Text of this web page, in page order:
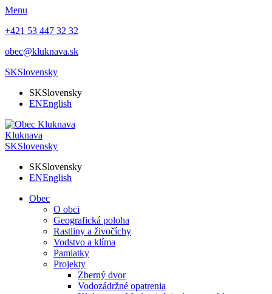
Menu
+421 53 447 32 32
obec@kluknava.sk
SKSlovensky
SKSlovensky
ENEnglish
Kluknava
SKSlovensky
SKSlovensky
ENEnglish
Obec
O obci
Geografická poloha
Rastliny a živočíchy
Vodstvo a klíma
Pamiatky
Projekty
Zberný dvor
Vodozádržné opatrenia